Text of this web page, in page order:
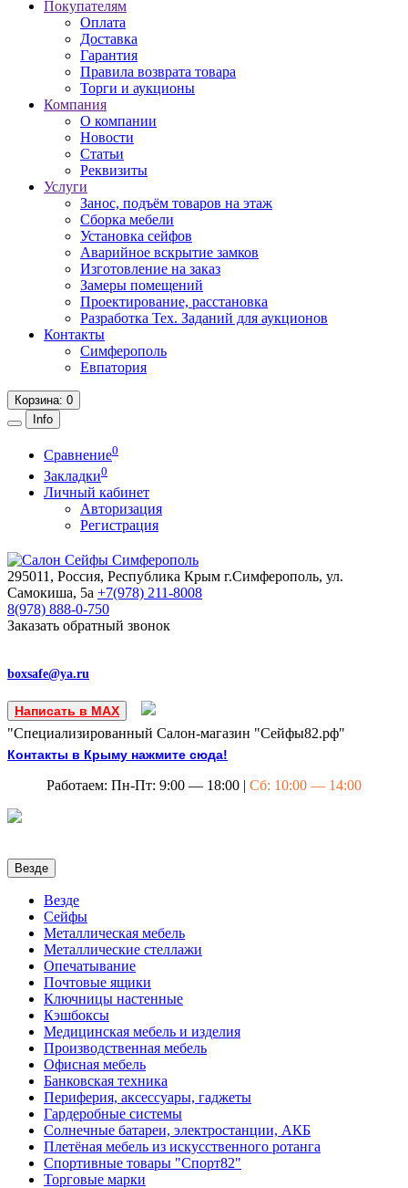
Покупателям
Оплата
Доставка
Гарантия
Правила возврата товара
Торги и аукционы
Компания
О компании
Новости
Статьи
Реквизиты
Услуги
Занос, подъём товаров на этаж
Сборка мебели
Установка сейфов
Аварийное вскрытие замков
Изготовление на заказ
Замеры помещений
Проектирование, расстановка
Разработка Тех. Заданий для аукционов
Контакты
Симферополь
Евпатория
Корзина: 0
Info
Сравнение0
Закладки0
Личный кабинет
Авторизация
Регистрация
295011, Россия, Республика Крым г.Симферополь, ул.
Самокиша, 5а +7(978) 211-8008
8(978) 888-0-750
Заказать обратный звонок
boxsafe@ya.ru
Написать в MAX
"Специализированный Салон-магазин "Сейфы82.рф"
Контакты в Крыму нажмите сюда!
Работаем: Пн-Пт: 9:00 — 18:00 | Сб: 10:00 — 14:00
Везде
Везде
Сейфы
Металлическая мебель
Металлические стеллажи
Опечатывание
Почтовые ящики
Ключницы настенные
Кэшбоксы
Медицинская мебель и изделия
Производственная мебель
Офисная мебель
Банковская техника
Периферия, аксессуары, гаджеты
Гардеробные системы
Солнечные батареи, электростанции, АКБ
Плетёная мебель из искусственного ротанга
Спортивные товары "Спорт82"
Торговые марки